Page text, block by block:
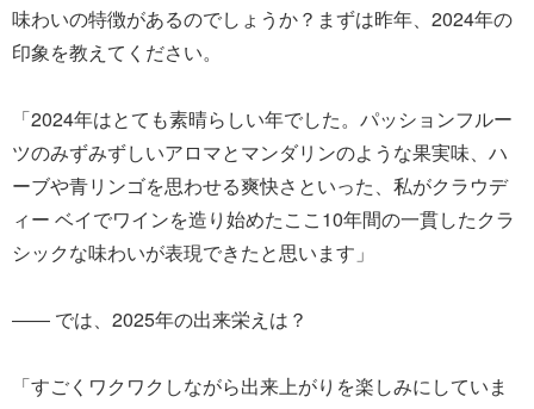
味わいの特徴があるのでしょうか？まずは昨年、2024年の
印象を教えてください。
「2024年はとても素晴らしい年でした。パッションフルー
ツのみずみずしいアロマとマンダリンのような果実味、ハ
ーブや青リンゴを思わせる爽快さといった、私がクラウデ
ィー ベイでワインを造り始めたここ10年間の一貫したクラ
シックな味わいが表現できたと思います」
―― では、2025年の出来栄えは？
「すごくワクワクしながら出来上がりを楽しみにしていま